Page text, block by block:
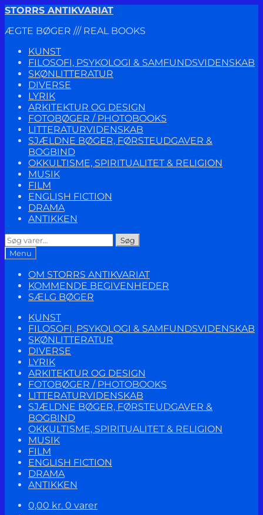
Spring
navigation
Spring
indhold
STORRS ANTIKVARIAT
ÆGTE BØGER /// REAL BOOKS
KUNST
FILOSOFI, PSYKOLOGI & SAMFUNDSVIDENSKAB
SKØNLITTERATUR
DIVERSE
LYRIK
ARKITEKTUR OG DESIGN
FOTOBØGER / PHOTOBOOKS
LITTERATURVIDENSKAB
SJÆLDNE BØGER, FØRSTEUDGAVER &
BOGBIND
OKKULTISME, SPIRITUALITET & RELIGION
MUSIK
FILM
ENGLISH FICTION
DRAMA
ANTIKKEN
Søg
efter:
Søg
Menu
OM STORRS ANTIKVARIAT
KOMMENDE BEGIVENHEDER
SÆLG BØGER
KUNST
FILOSOFI, PSYKOLOGI & SAMFUNDSVIDENSKAB
SKØNLITTERATUR
DIVERSE
LYRIK
ARKITEKTUR OG DESIGN
FOTOBØGER / PHOTOBOOKS
LITTERATURVIDENSKAB
SJÆLDNE BØGER, FØRSTEUDGAVER &
BOGBIND
OKKULTISME, SPIRITUALITET & RELIGION
MUSIK
FILM
ENGLISH FICTION
DRAMA
ANTIKKEN
0,00 kr. 0 varer